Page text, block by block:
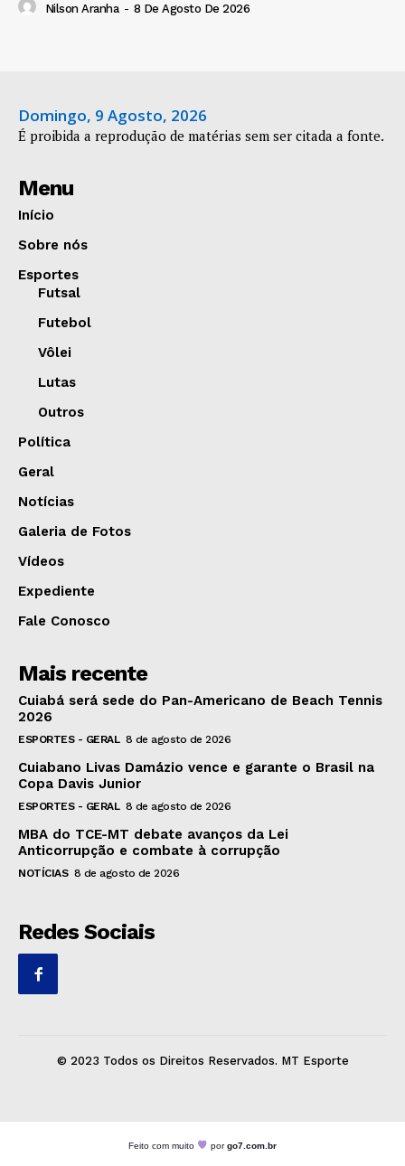
Nilson Aranha - 8 De Agosto De 2026
Domingo, 9 Agosto, 2026
É proibida a reprodução de matérias sem ser citada a fonte.
Menu
Início
Sobre nós
Esportes
Futsal
Futebol
Vôlei
Lutas
Outros
Política
Geral
Notícias
Galeria de Fotos
Vídeos
Expediente
Fale Conosco
Mais recente
Cuiabá será sede do Pan-Americano de Beach Tennis
2026
ESPORTES - GERAL 8 de agosto de 2026
Cuiabano Livas Damázio vence e garante o Brasil na
Copa Davis Junior
ESPORTES - GERAL 8 de agosto de 2026
MBA do TCE-MT debate avanços da Lei
Anticorrupção e combate à corrupção
NOTÍCIAS 8 de agosto de 2026
Redes Sociais
© 2023 Todos os Direitos Reservados. MT Esporte
Feito com muito porgo7.com.br